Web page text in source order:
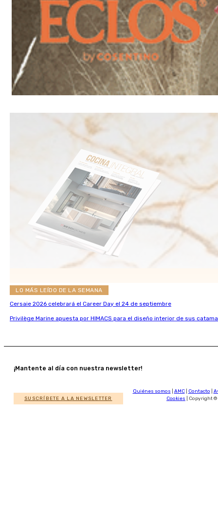
LO MÁS LEÍDO DE LA SEMANA
Cersaie 2026 celebrará el Career Day el 24 de septiembre
Privilège Marine apuesta por HIMACS para el diseño interior de sus
¡Mantente al día con nuestra newsletter!
SUSCRÍBETE A LA NEWSLETTER
Quiénes somos AMC| Contacto
Cookies | Copyright